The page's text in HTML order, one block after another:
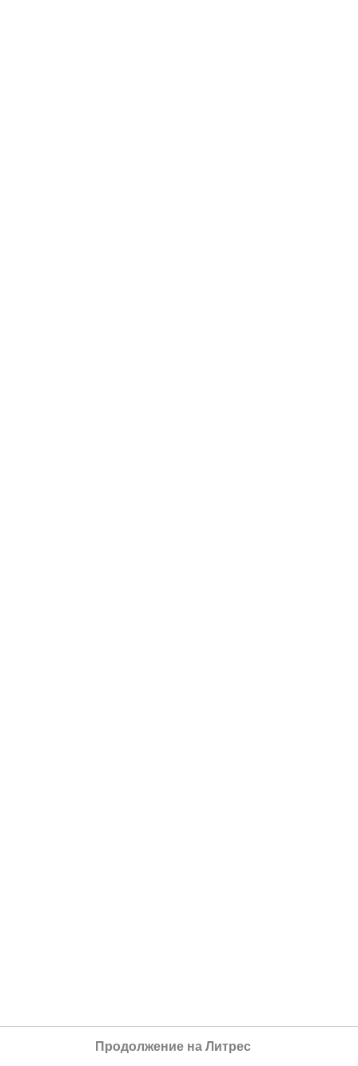
Продолжение на Литрес